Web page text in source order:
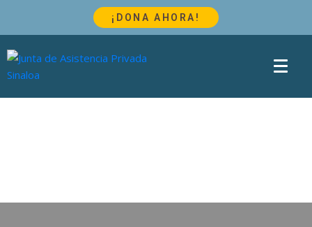
¡DONA AHORA!